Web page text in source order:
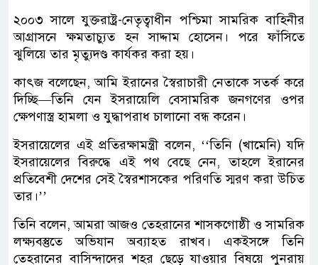
২০০৩ সালে যুক্তরাষ্ট্র-নেতৃত্বাধীন পশ্চিমা সামরিক বাহিনীর
আগ্রাসনে ক্ষমতাচ্যুত হন সাদ্দাম হোসেন। পরে ফাঁসিতে
ঝুলিয়ে তার মৃত্যুদণ্ড কার্যকর করা হয়।
কাৎজ বলেছেন, ‌‌আমি ইরানের স্বৈরাচারী নেতাকে সতর্ক করে
দিচ্ছি—তিনি যেন ইসরায়েলি বেসামরিক জনগণের ওপর
ক্ষেপণাস্ত্র হামলা ও যুদ্ধাপরাধ চালানো বন্ধ করেন।
ইসরায়েলের এই প্রতিরক্ষামন্ত্রী বলেন, ‌‌‘‘তিনি (খামেনি) যদি
ইসরায়েলের বিরুদ্ধে এই পথ বেছে নেন, তাহলে ইরানের
প্রতিবেশী দেশের সেই স্বৈরশাসকের পরিণতি স্মরণ করা উচিত
তার।’’
তিনি বলেন, আমরা আজও তেহরানের শাসকগোষ্ঠী ও সামরিক
লক্ষ্যবস্তুতে অভিযান অব্যাহত রাখব। একইসঙ্গে তিনি
তেহরানের বাসিন্দাদের শহর ছেড়ে যাওয়ার বিষয়ে পুনরায়